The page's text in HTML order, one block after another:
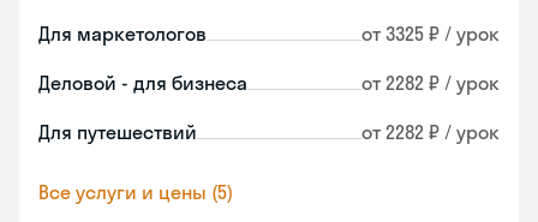
Для маркетологов от 3325 ₽ / урок
Деловой - для бизнеса от 2282 ₽ / урок
Для путешествий от 2282 ₽ / урок
Все услуги и цены (5)